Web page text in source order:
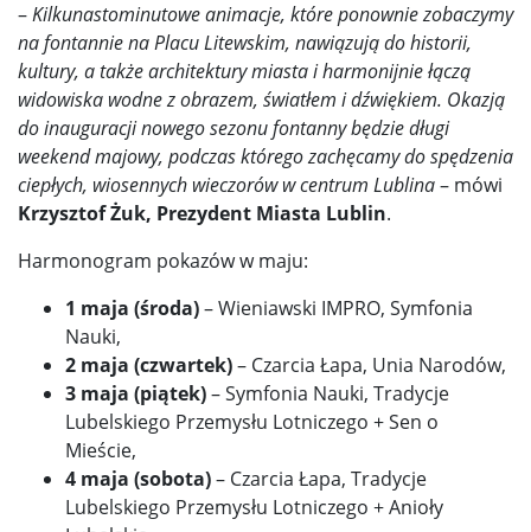
–Kilkunastominutowe animacje, które ponownie zobaczymy
na fontannie na Placu Litewskim, nawiązują do historii,
kultury, a także architektury miasta i harmonijnie łączą
widowiska wodne z obrazem, światłem i dźwiękiem. Okazją
do inauguracji nowego sezonu fontanny będzie długi
weekend majowy, podczas którego zachęcamy do spędzenia
ciepłych, wiosennych wieczorów w centrum Lublina– mówi
Krzysztof Żuk, Prezydent Miasta Lublin.
Harmonogram pokazów w maju:
1 maja (środa)– Wieniawski IMPRO, Symfonia
Nauki,
2 maja (czwartek)– Czarcia Łapa, Unia Narodów,
3 maja (piątek)– Symfonia Nauki, Tradycje
Lubelskiego Przemysłu Lotniczego + Sen o
Mieście,
4 maja (sobota)– Czarcia Łapa, Tradycje
Lubelskiego Przemysłu Lotniczego + Anioły